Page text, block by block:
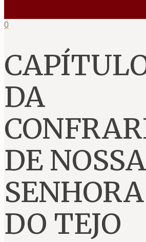
0
DA
DE NOSSA
SENHORA
DO TEJO